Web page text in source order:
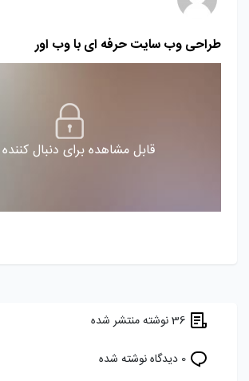
طراحی وب سایت حرفه ای با وب اور
قابل مشاهده برای دنبال